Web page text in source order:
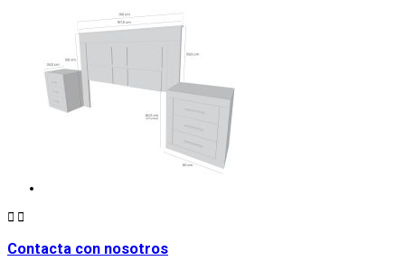
 
Contacta con nosotros